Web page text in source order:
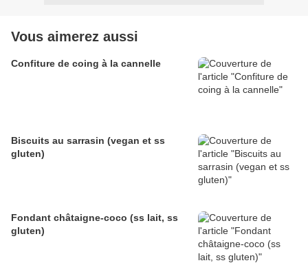
Vous aimerez aussi
Confiture de coing à la cannelle
Biscuits au sarrasin (vegan et ss
gluten)
Fondant châtaigne-coco (ss lait, ss
gluten)